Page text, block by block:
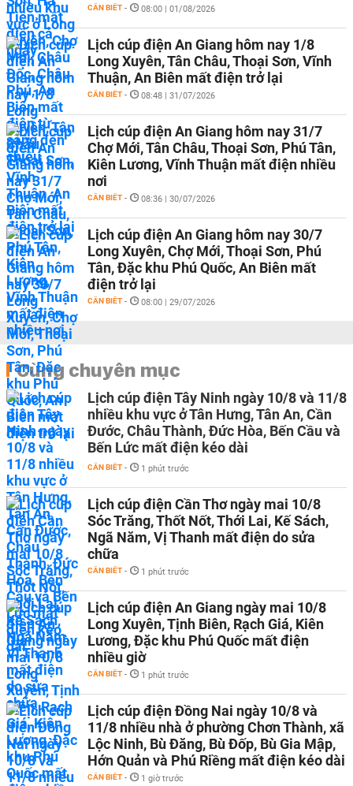
CẦN BIẾT - 08:00 | 01/08/2026
Lịch cúp điện An Giang hôm nay 1/8
Long Xuyên, Tân Châu, Thoại Sơn, Vĩnh
Thuận, An Biên mất điện trở lại
CẦN BIẾT - 08:48 | 31/07/2026
Lịch cúp điện An Giang hôm nay 31/7
Chợ Mới, Tân Châu, Thoại Sơn, Phú Tân,
Kiên Lương, Vĩnh Thuận mất điện nhiều
nơi
CẦN BIẾT - 08:36 | 30/07/2026
Lịch cúp điện An Giang hôm nay 30/7
Long Xuyên, Chợ Mới, Thoại Sơn, Phú
Tân, Đặc khu Phú Quốc, An Biên mất
điện trở lại
CẦN BIẾT - 08:00 | 29/07/2026
Cùng chuyên mục
Lịch cúp điện Tây Ninh ngày 10/8 và 11/8
nhiều khu vực ở Tân Hưng, Tân An, Cần
Đước, Châu Thành, Đức Hòa, Bến Cầu và
Bến Lức mất điện kéo dài
CẦN BIẾT - 1 phút trước
Lịch cúp điện Cần Thơ ngày mai 10/8
Sóc Trăng, Thốt Nốt, Thới Lai, Kế Sách,
Ngã Năm, Vị Thanh mất điện do sửa
chữa
CẦN BIẾT - 1 phút trước
Lịch cúp điện An Giang ngày mai 10/8
Long Xuyên, Tịnh Biên, Rạch Giá, Kiên
Lương, Đặc khu Phú Quốc mất điện
nhiều giờ
CẦN BIẾT - 1 phút trước
Lịch cúp điện Đồng Nai ngày 10/8 và
11/8 nhiều nhà ở phường Chơn Thành, xã
Lộc Ninh, Bù Đăng, Bù Đốp, Bù Gia Mập,
Hớn Quản và Phú Riềng mất điện kéo dài
CẦN BIẾT - 1 giờ trước